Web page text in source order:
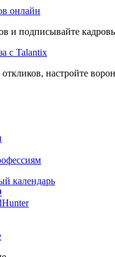
онлайн
и подписывайте
с Talantix
настройте
календарь